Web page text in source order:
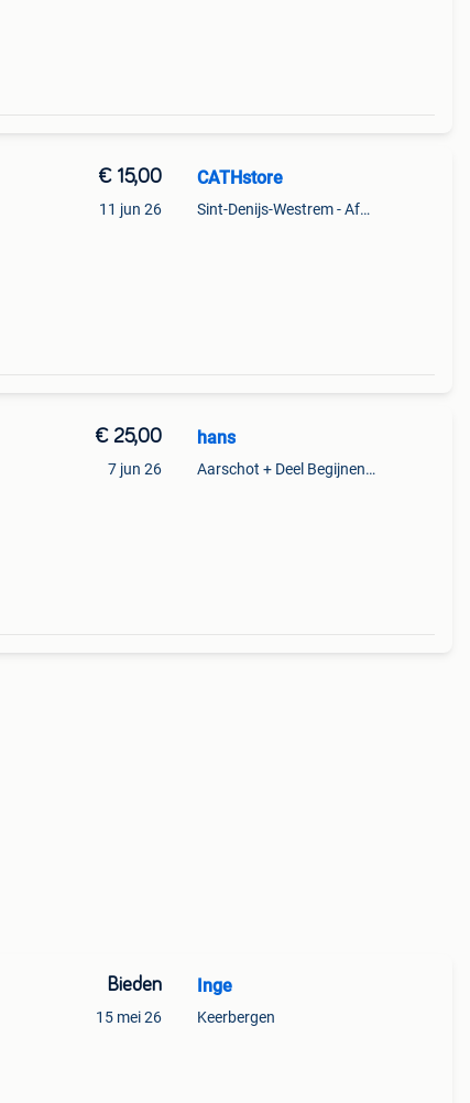
€ 15,00
11 jun 26
CATHstore
Sint-Denijs-Westrem - Afsnee
€ 25,00
7 jun 26
hans
Aarschot + Deel Begijnendijk
Bieden
15 mei 26
Inge
Keerbergen